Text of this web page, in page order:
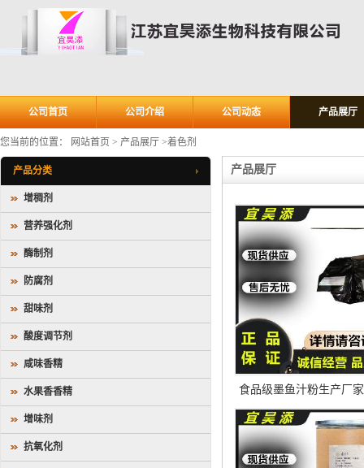
公司首页 公司介绍 公司动态 产品展厅
您当前的位置： 网站首页 > 产品展厅 >着色剂
产品分类
增稠剂
营养强化剂
酶制剂
防腐剂
甜味剂
酸度调节剂
咸味香精
水果香香精
增味剂
抗氧化剂
产品展厅
食品级墨鱼汁粉生产厂
点面包黑色素